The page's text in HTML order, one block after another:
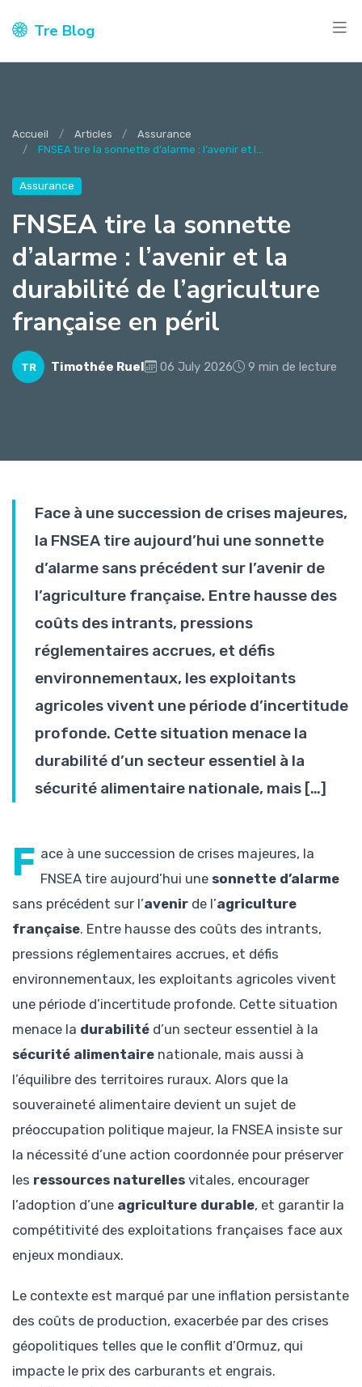
Tre Blog
Accueil Articles
Assurance
FNSEA tire la sonnette d’alarme : l’avenir et l...
Assurance
FNSEA tire la sonnette
d’alarme : l’avenir et la
durabilité de l’agriculture
française en péril
TR Timothée Ruel 06 July 2026 9 min de lecture
Face à une succession de crises majeures,
la FNSEA tire aujourd’hui une sonnette
d’alarme sans précédent sur l’avenir de
l’agriculture française. Entre hausse des
coûts des intrants, pressions
réglementaires accrues, et défis
environnementaux, les exploitants
agricoles vivent une période d’incertitude
profonde. Cette situation menace la
durabilité d’un secteur essentiel à la
sécurité alimentaire nationale, mais […]
F ace à une succession de crises majeures, la
FNSEA tire aujourd’hui une sonnette d’alarme
sans précédent sur l’avenir de l’agriculture
française. Entre hausse des coûts des intrants,
pressions réglementaires accrues, et défis
environnementaux, les exploitants agricoles vivent
une période d’incertitude profonde. Cette situation
menace la durabilité d’un secteur essentiel à la
sécurité alimentaire nationale, mais aussi à
l’équilibre des territoires ruraux. Alors que la
souveraineté alimentaire devient un sujet de
préoccupation politique majeur, la FNSEA insiste sur
la nécessité d’une action coordonnée pour préserver
les ressources naturelles vitales, encourager
l’adoption d’une agriculture durable, et garantir la
compétitivité des exploitations françaises face aux
enjeux mondiaux.
Le contexte est marqué par une inflation persistante
des coûts de production, exacerbée par des crises
géopolitiques telles que le conflit d’Ormuz, qui
impacte le prix des carburants et engrais.